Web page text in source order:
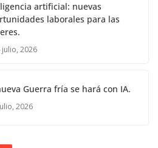
artificial: nuevas
laborales para las
julio, 2026
Guerra fría se hará con IA.
2026